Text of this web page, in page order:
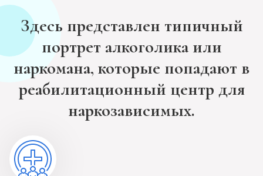
Здесь представлен типичный
портрет алкоголика или
наркомана, которые попадают в
реабилитационный центр для
наркозависимых.